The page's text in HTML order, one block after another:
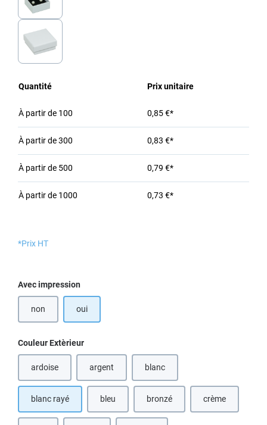
Quantité Prix unitaire
À partir de 100 0,85 €*
À partir de300 0,83 €*
À partir de 500 0,79 €*
À partir de 1000 0,73 €*
*Prix HT
Sélectionnez
Avec impression
non oui
Sélectionnez
Couleur Extèrieur
ardoise argent blanc
(Cette option n'est pas disponible
blanc rayé bleu(Cette option n'est pas disponible pour le
bronzé(Cette option n'est pas
crème(Cette option